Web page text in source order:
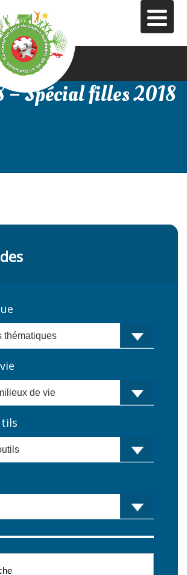
– Spécial filles 2018